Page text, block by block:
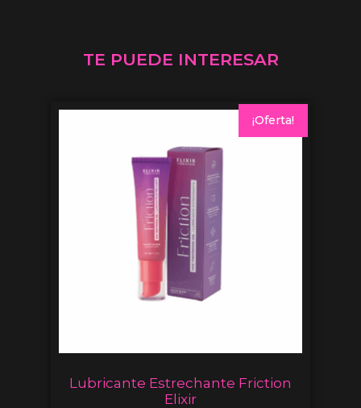
TE PUEDE INTERESAR
¡Oferta!
Lubricante Estrechante Friction
Elixir